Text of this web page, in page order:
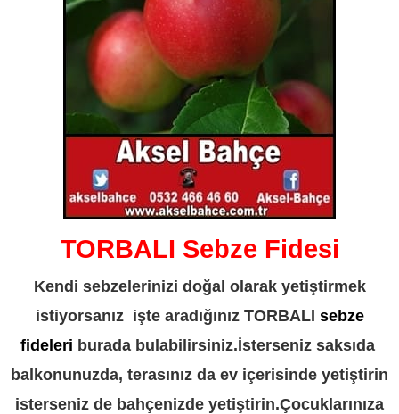
TORBALI Sebze Fidesi
Kendi sebzelerinizi doğal olarak yetiştirmek
istiyorsanız işte aradığınız TORBALI sebze
fideleri burada bulabilirsiniz.İsterseniz saksıda
balkonunuzda, terasınız da ev içerisinde yetiştirin
isterseniz de bahçenizde yetiştirin.Çocuklarınıza